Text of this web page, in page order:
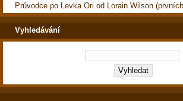
Průvodce po Levka Ori od Lorain Wilson
Vyhledávání